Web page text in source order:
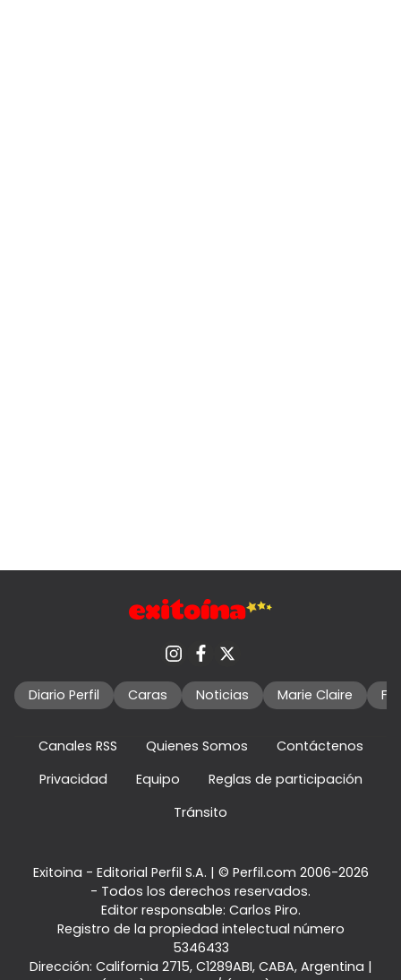
Diario Perfil Caras Noticias Marie Claire
Canales RSS Quienes Somos
Contáctenos
Privacidad
Equipo
Reglas de participación
Tránsito
Exitoina - Editorial Perfil S.A. | © Perfil.com 2006-2026
- Todos los derechos reservados.
Editor responsable: Carlos Piro.
Registro de la propiedad intelectual número
5346433
Dirección: California 2715, C1289ABI, CABA, Argentina |